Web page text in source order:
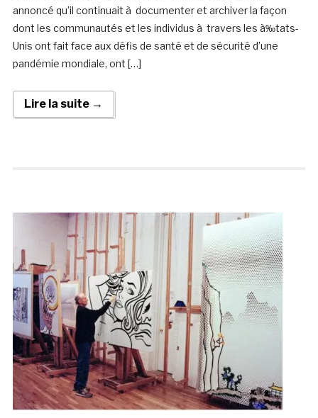
annoncé qu’il continuait à documenter et archiver la façon
dont les communautés et les individus à travers les à‰tats-
Unis ont fait face aux défis de santé et de sécurité d’une
pandémie mondiale, ont […]
Lire la suite →